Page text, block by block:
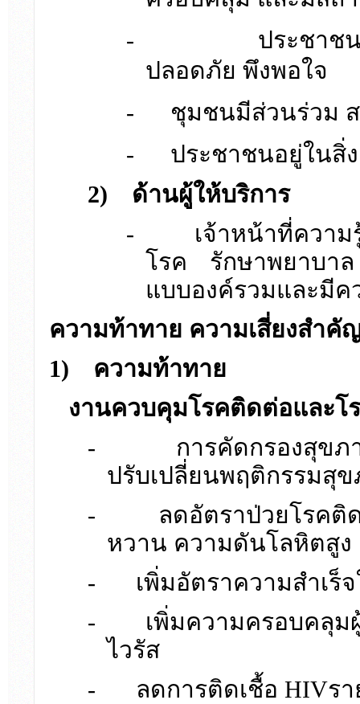
-
ประชาช
ปลอดภัย พึงพอใจ
-
ชุมชนมีส่วนร่วม
-
ประชาชนอยู่ในสิ่
2)
ด้านผู้ให้บริการ
-
เจ้าหน้าที่ควา
โรค รักษาพยาบา
แบบองค์รวมและมีค
ความท้าทาย ความเสี่ยงสำคั
1)
ความท้าทาย
งานควบคุมโรคติดต่อและโ
-
การคัดกรองสุข
ปรับเปลี่ยนพฤติกรรมสุ
-
ลดอัตราป่วยโรคติ
หวาน ความดันโลหิตสูง
-
เพิ่มอัตราความสำเร็
-
เพิ่มความครอบคลุม
ไวรัส
-
ลดการติดเชื้อ HIVร